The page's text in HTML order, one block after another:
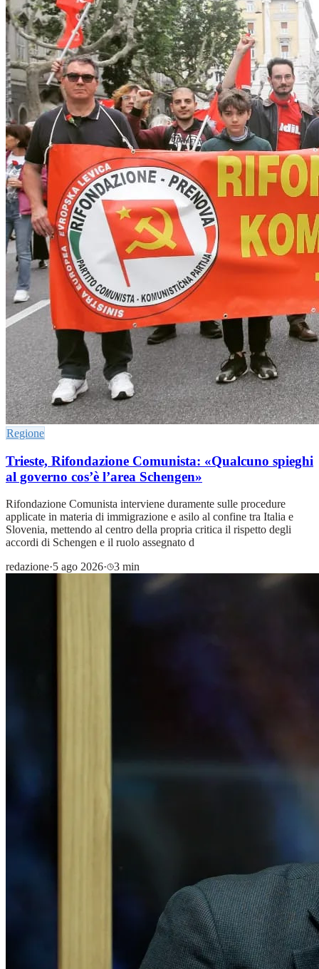
Regione
Trieste, Rifondazione Comunista: «Qualcuno spieghi
al governo cos’è l’area Schengen»
Rifondazione Comunista interviene duramente sulle procedure
applicate in materia di immigrazione e asilo al confine tra Italia e
Slovenia, mettendo al centro della propria critica il rispetto degli
accordi di Schengen e il ruolo assegnato d
redazione·5 ago 2026· 3 min